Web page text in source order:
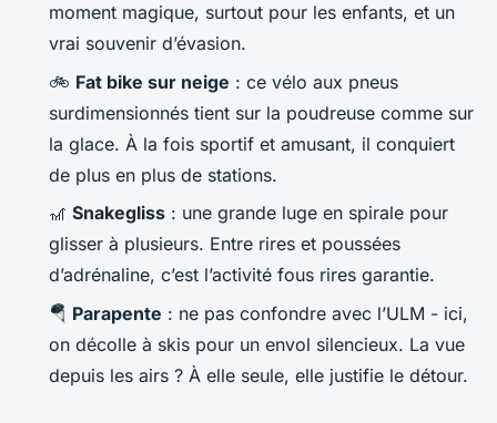
moment magique, surtout pour les enfants, et un
vrai souvenir d’évasion.
🚲 Fat bike sur neige : ce vélo aux pneus
surdimensionnés tient sur la poudreuse comme sur
la glace. À la fois sportif et amusant, il conquiert
de plus en plus de stations.
🎢 Snakegliss : une grande luge en spirale pour
glisser à plusieurs. Entre rires et poussées
d’adrénaline, c’est l’activité fous rires garantie.
🪂 Parapente : ne pas confondre avec l’ULM - ici,
on décolle à skis pour un envol silencieux. La vue
depuis les airs ? À elle seule, elle justifie le détour.